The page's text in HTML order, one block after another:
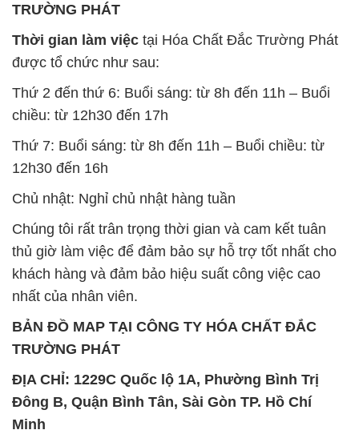
TRƯỜNG PHÁT
Thời gian làm việc tại Hóa Chất Đắc Trường Phát
được tổ chức như sau:
Thứ 2 đến thứ 6: Buổi sáng: từ 8h đến 11h – Buổi
chiều: từ 12h30 đến 17h
Thứ 7: Buổi sáng: từ 8h đến 11h – Buổi chiều: từ
12h30 đến 16h
Chủ nhật: Nghỉ chủ nhật hàng tuần
Chúng tôi rất trân trọng thời gian và cam kết tuân
thủ giờ làm việc để đảm bảo sự hỗ trợ tốt nhất cho
khách hàng và đảm bảo hiệu suất công việc cao
nhất của nhân viên.
BẢN ĐỒ MAP TẠI CÔNG TY HÓA CHẤT ĐẮC
TRƯỜNG PHÁT
ĐỊA CHỈ: 1229C Quốc lộ 1A, Phường Bình Trị
Đông B, Quận Bình Tân, Sài Gòn TP. Hồ Chí
Minh